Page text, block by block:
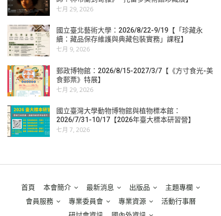
七月 29, 2026
國立臺北藝術大學：2026/8/22-9/19【「珍藏永
續：藏品保存維護與典藏包裝實務」課程】
七月 9, 2026
郵政博物館：2026/8/15-2027/3/7【《方寸食光-美
食郵票》特展】
七月 29, 2026
國立臺灣大學動物博物館與植物標本館：
2026/7/31-10/17【2026年臺大標本研習營】
七月 7, 2026
首頁 本會簡介 最新消息 出版品
主題專欄
會員服務
專業委員會 專業資源
活動行事曆